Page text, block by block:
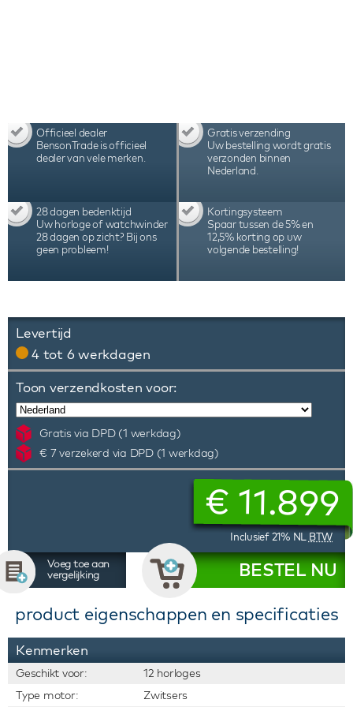
Officieel dealer
BensonTrade is officieel
dealer van vele merken.
Gratis verzending
Uw bestelling wordt gratis
verzonden binnen
Nederland.
28 dagen bedenktijd
Uw horloge of watchwinder
28 dagen op zicht? Bij ons
geen probleem!
Kortingsysteem
Spaar tussen de 5% en
12,5% korting op uw
volgende bestelling!
Levertijd
4 tot 6 werkdagen
Toon verzendkosten voor:
Gratis via DPD (1 werkdag)
€ 7 verzekerd via DPD (1 werkdag)
€ 11.899
Inclusief 21% NL BTW
Voeg toe aan
vergelijking
BESTEL NU
product eigenschappen en specificaties
Kenmerken
Geschikt voor:
12 horloges
Type motor:
Zwitsers